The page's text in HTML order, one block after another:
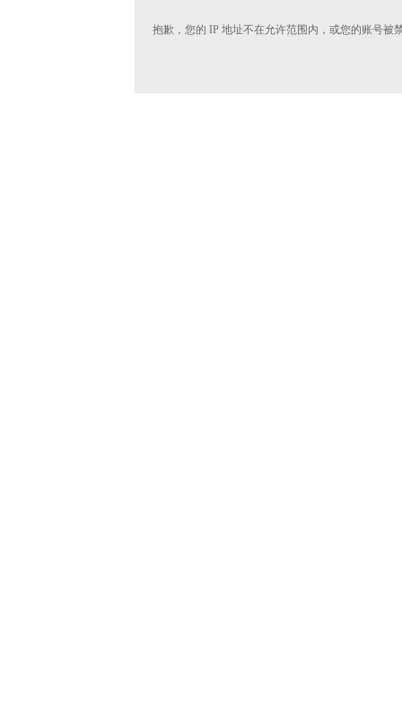
抱歉，您的 IP 地址不在允许范围内，或您的账号被